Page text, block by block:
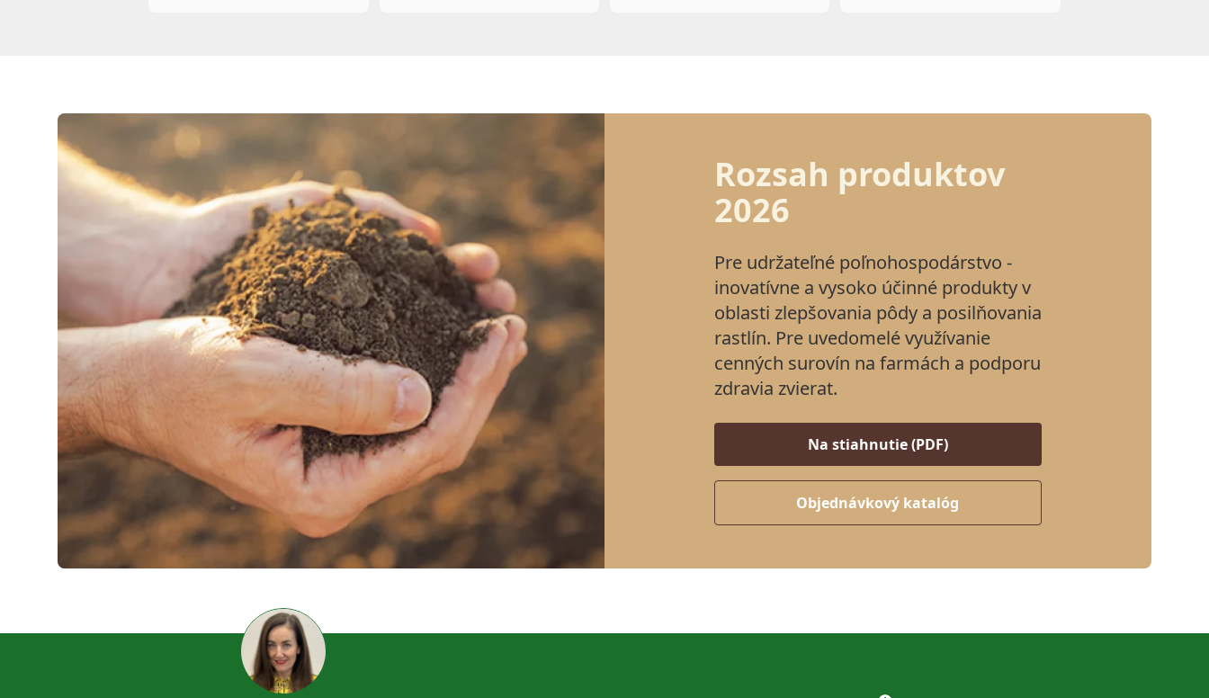
Rozsah produktov
2026
Pre udržateľné poľnohospodárstvo -
inovatívne a vysoko účinné produkty v
oblasti zlepšovania pôdy a posilňovania
rastlín. Pre uvedomelé využívanie
cenných surovín na farmách a podporu
zdravia zvierat.
Na stiahnutie (PDF)
Objednávkový katalóg